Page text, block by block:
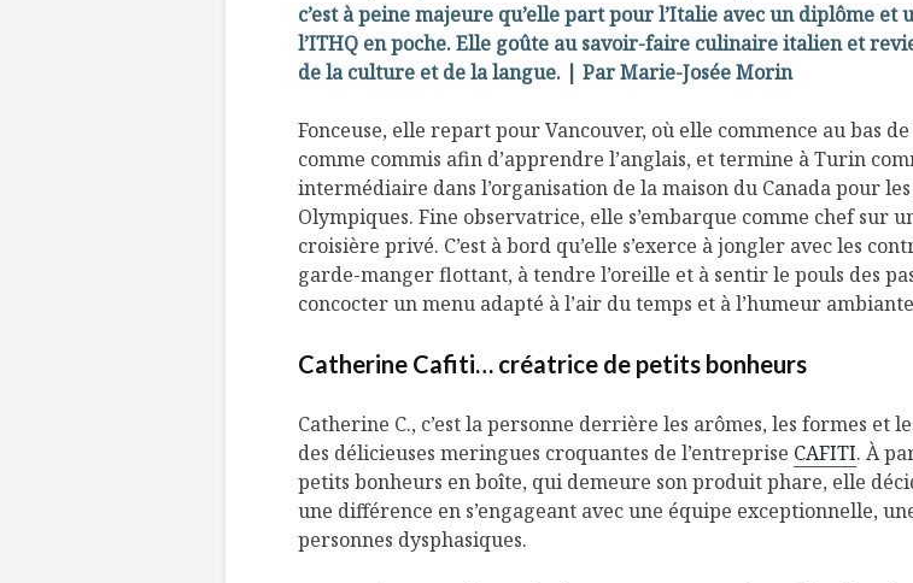
c’est à peine majeure qu’elle part pour l’Italie avec un diplôme et
l’ITHQ en poche. Elle goûte au savoir-faire culinaire italien et
de la culture et de la langue. | Par Marie-Josée Morin
Fonceuse, elle repart pour Vancouver, où elle commence au bas de
comme commis afin d’apprendre l’anglais, et termine à Turin
intermédiaire dans l’organisation de la maison du Canada pour les
Olympiques. Fine observatrice, elle s’embarque comme chef sur
croisière privé. C’est à bord qu’elle s’exerce à jongler avec les
garde-manger flottant, à tendre l’oreille et à sentir le pouls des
concocter un menu adapté à l’air du temps et à l’humeur
Catherine Cafiti… créatrice de petits bonheurs
Catherine C., c’est la personne derrière les arômes, les formes et
des délicieuses meringues croquantes de l’entreprise CAFITI. À
petits bonheurs en boîte, qui demeure son produit phare, elle
une différence en s’engageant avec une équipe exceptionnelle,
personnes dysphasiques.
Isabelle Huot et Chef